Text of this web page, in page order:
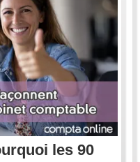
les 90